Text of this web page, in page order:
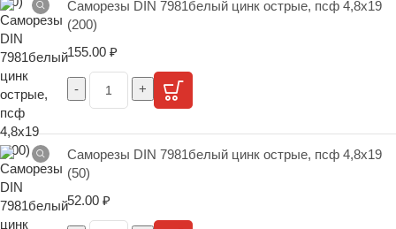
Саморезы DIN 7981белый цинк острые, псф 4,8х19
(200)
155.00 ₽
Саморезы DIN 7981белый цинк острые, псф 4,8х19
(50)
52.00 ₽